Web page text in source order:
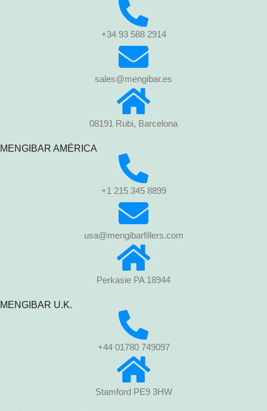
+34 93 588 2914
sales@mengibar.es
08191 Rubi, Barcelona
MENGIBAR AMÉRICA
+1 215 345 8899
usa@mengibarfillers.com
Perkasie PA 18944
MENGIBAR U.K.
+44 01780 749097
Stamford PE9 3HW